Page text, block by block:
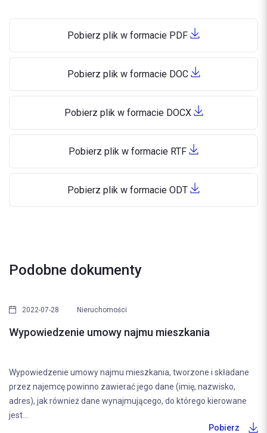
Pobierz plik w formacie PDF
Pobierz plik w formacie DOC
Pobierz plik w formacie DOCX
Pobierz plik w formacie RTF
Pobierz plik w formacie ODT
Podobne dokumenty
2022-07-28 Nieruchomości
Wypowiedzenie umowy najmu mieszkania
Wypowiedzenie umowy najmu mieszkania, tworzone i składane
przez najemcę powinno zawierać jego dane (imię, nazwisko,
adres), jak również dane wynajmującego, do którego kierowane
jest...
Pobierz